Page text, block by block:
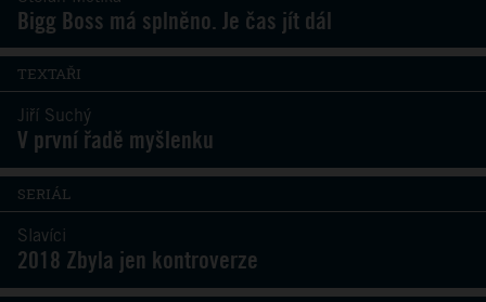
Bigg Boss má splněno. Je čas jít dál
TEXTAŘI
Jiří Suchý
V první řadě myšlenku
SERIÁL
Slavíci
2018 Zbyla jen kontroverze